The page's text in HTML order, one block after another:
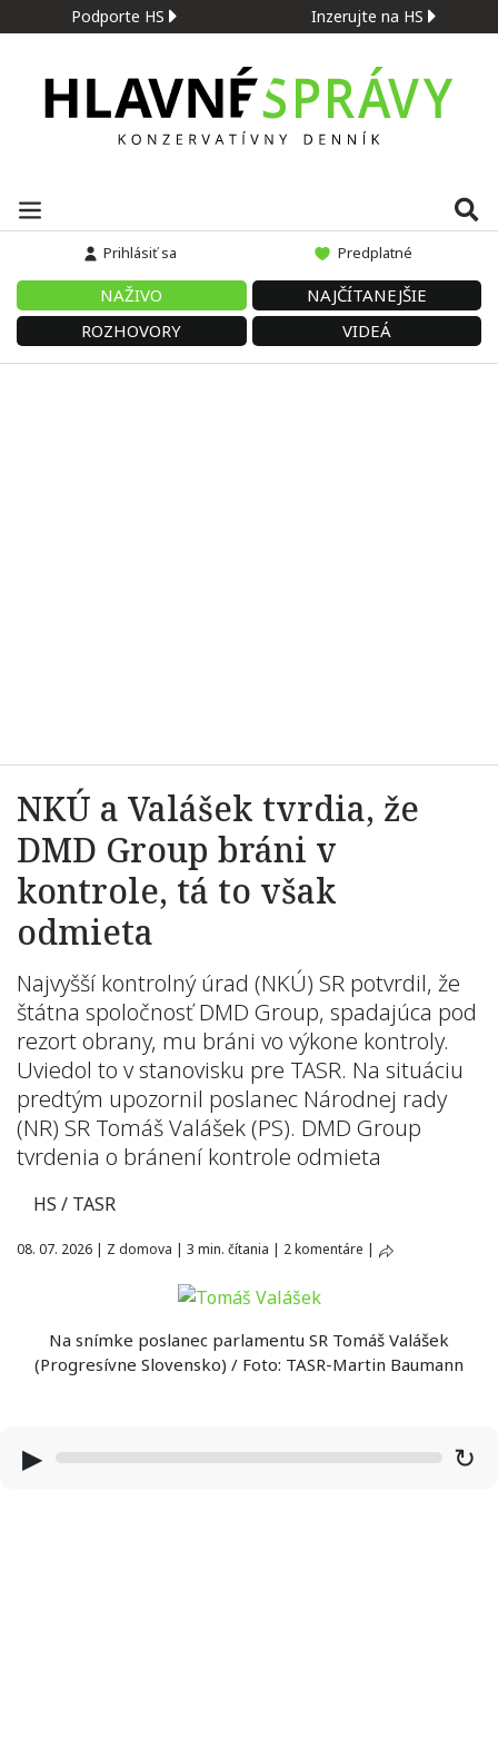
Podporte HS Inzerujte na HS
Prihlásiť sa Predplatné
NAŽIVO
NAJČÍTANEJŠIE
ROZHOVORY
VIDEÁ
NKÚ a Valášek tvrdia, že
DMD Group bráni v
kontrole, tá to však
odmieta
Najvyšší kontrolný úrad (NKÚ) SR potvrdil, že
štátna spoločnosť DMD Group, spadajúca pod
rezort obrany, mu bráni vo výkone kontroly.
Uviedol to v stanovisku pre TASR. Na situáciu
predtým upozornil poslanec Národnej rady
(NR) SR Tomáš Valášek (PS). DMD Group
tvrdenia o bránení kontrole odmieta
HS / TASR
08. 07. 2026 | Z domova | 3 min. čítania | 2 komentáre |
Na snímke poslanec parlamentu SR Tomáš Valášek
(Progresívne Slovensko) / Foto: TASR-Martin Baumann
▶ ↻